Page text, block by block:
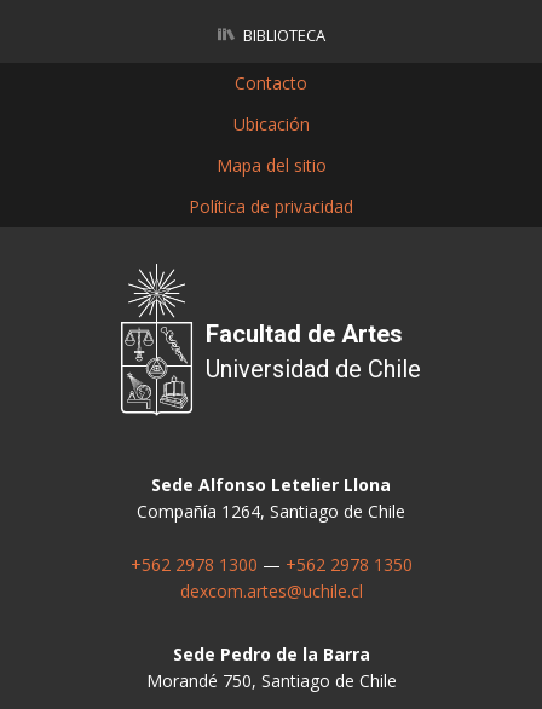
BIBLIOTECA
Contacto
Ubicación
Mapa del sitio
Política de privacidad
Facultad de Artes
Universidad de Chile
Sede Alfonso Letelier Llona
Compañía 1264, Santiago de Chile
+562 2978 1300 — +562 2978 1350
dexcom.artes@uchile.cl
Sede Pedro de la Barra
Morandé 750, Santiago de Chile